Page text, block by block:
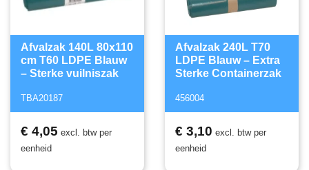
Afvalzak 140L 80x110
cm T60 LDPE Blauw
– Sterke vuilniszak
TBA20187
€ 4,05 excl. btw per
eenheid
Afvalzak 240L T70
LDPE Blauw – Extra
Sterke Containerzak
456004
€ 3,10 excl. btw per
eenheid